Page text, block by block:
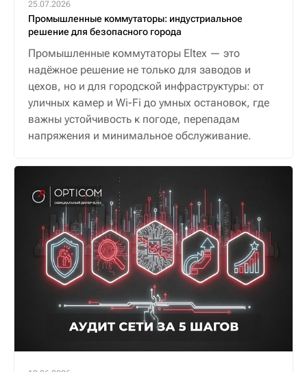
25.07.2026
Промышленные коммутаторы: индустриальное
решение для безопасного города
Промышленные коммутаторы Eltex — это
надёжное решение не только для заводов и
цехов, но и для городской инфраструктуры: от
уличных камер и Wi-Fi до умных остановок, где
важны устойчивость к погоде, перепадам
напряжения и минимальное обслуживание.